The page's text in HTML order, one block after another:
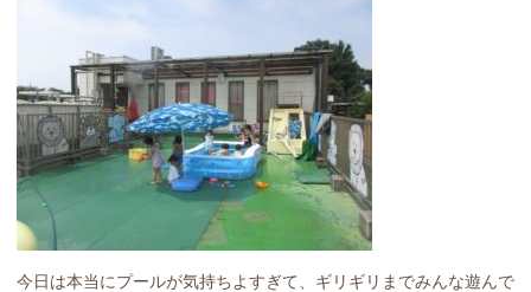
今日は本当にプールが気持ちよすぎて、ギリギリまでみんな遊んで